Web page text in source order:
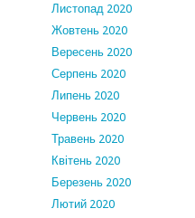
Листопад 2020
Жовтень 2020
Вересень 2020
Серпень 2020
Липень 2020
Червень 2020
Травень 2020
Квітень 2020
Березень 2020
Лютий 2020